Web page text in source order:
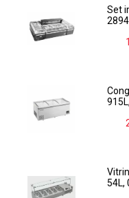
Set
54L,